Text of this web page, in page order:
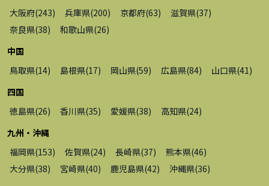
大阪府(243) 兵庫県(200) 京都府(63) 滋賀県(37)
奈良県(38) 和歌山県(26)
中国
鳥取県(14) 島根県(17) 岡山県(59) 広島県(84) 山口県(41 )
四国
徳島県(26) 香川県(35) 愛媛県(38) 高知県(24)
九州・沖縄
福岡県(153) 佐賀県(24) 長崎県(37) 熊本県(46)
大分県(38) 宮崎県(40) 鹿児島県(42) 沖縄県(36)